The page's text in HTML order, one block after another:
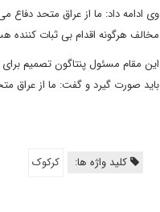
وی ادامه داد: ما از عراق متحد
مخالف هرگونه اقدام بی ثبات کننده
این مقام مسئول پنتاگون تصمیم برای
باید صورت گیرد و گفت: ما از عراق
کلید واژه ها: کرکوک